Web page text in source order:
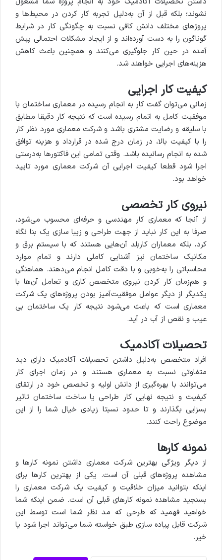
نشوند؛ بلکه قبل از آن به‌دلیل تجربه کار کردن در محیط‌ها و
پروژهای مختلف دانش کافی نسبت به چگونگی کار در شرایط
گوناگون را به دست آورده‌اند و از ایجاد مشکلات احتمالی پیش
آمده در حین کار جلوگیری می‌کنند و همچنین باعث کاهش
هزینه‌های اجرایی خواهند شد.
کیفیت کار اجرایی
زمانی می‌توان گفت کار به انجام رسیده در معماری ساختمان با
موفقیت کامل به اتمام رسیده است که نتیجه کار دقیقا مطابق
با سلیقه و رضایت مشتری باشد و شرکت معماری مورد نظر کار
را با کیفیت بالا، در زمان درج شده در قرارداد و هزینه توافق
شده به انجام رسانیده باشد. وقتی تمامی این فاکتورها به‌درستی
اجرا شود قطعا کیفیت اجرایی آن شرکت معماری مورد تایید
خواهد بود.
نیروی کار تخصصی
از آنجا که معماری کار مهندسی و حرفه‌ای محسوب می‌شود،
صرفا به این کار نباید از جهت طراحی و زیبا سازی یک بنا نگاه
کرد، بلکه معماران کاربلد آن‌هایی هستند که با سیستم برق و
مکانیک ساختمان نیز آشنایی کاملی دارند و تمام موارد
محاسباتی را به‌خوبی و با دقت کامل انجام می‌دهند. هماهنگی
و هم‌زمان کار کردن نیروی متخصص کاری و تعامل آن‌ها با
یکدیگر از دیگر عوامل موفقیت‌آمیز بودن پروژه‌های یک شرکت
معماری است که باعث می‌شود نتیجه کار یک ساختمان بی
عیب و نقص از آب در آید.
تحصیلات آکادمیک
افراد متخصص به‌دلیل داشتن تحصیلات آکادمیک دارای دید
متفاوتی نسبت به معماری هستند و در زمان اجرای کار
می‌توانند با بهره‌گیری از دانش اولیه و تخصص خود در ارتقای
کیفیت و نتیجه نهایی کار طراحی یا ساخت ساختمان تاثیر
بسزایی بگذارند و تا حدود نسبتا زیادی خیال شما را از این
موضوع راحت کنند.
نمونه کارها
از دیگر ویژگی‌ بهترین شرکت معماری داشتن نمونه کارها و
مشاهده پروژه‌های قبلی آن است. یکی از بهترین کارها برای
اینکه بتوانید میزان خلاقیت و کیفیت یک شرکت معماری را
بسنجید مشاهده نمونه کارهای قبلی آن است. ضمن اینکه شما
خواهید فهمید که طرحی که مد نظر شما است توسط این
شرکت قابل پیاده سازی طبق خواسته شما می‌تواند اجرا شود یا
خیر.